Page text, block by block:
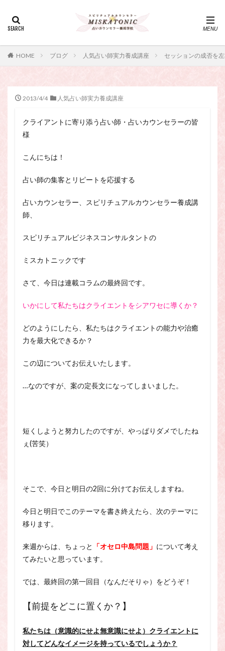
HOME ブログ 人気占い師実力養成講座 セッションの成否を
2013/4/4 人気占い師実力養成講座
クライアントに寄り添う占い師・占いカウンセラーの皆
様
こんにちは！
占い師の集客とリピートを応援する
占いカウンセラー、スピリチュアルカウンセラー養成講
師、
スピリチュアルビジネスコンサルタントの
ミスカトニックです
さて、今日は連載コラムの最終回です。
いかにして私たちはクライエントをシアワセに導くか？
どのようにしたら、私たちはクライエントの能力や治癒
力を最大化できるか？
この辺についてお伝えいたします。
…なのですが、案の定長文になってしまいました。
短くしようと努力したのですが、やっぱりダメでしたね
ぇ(苦笑）
そこで、今日と明日の2回に分けてお伝えしますね。
今日と明日でこのテーマを書き終えたら、次のテーマに
移ります。
来週からは、ちょっと 「オセロ中島問題」 について考え
てみたいと思っています。
では、最終回の第一回目（なんだそりゃ）をどうぞ！
【前提をどこに置くか？】
私たちは（意識的にせよ無意識にせよ）クライエントに
対してどんなイメージを持っているでしょうか？
ー、占い師、占い師になりたい、占い講座
引き寄せの法則
心理療法
波動の法則
電話占い師
占い師になりたい
占いセラピー
スピリチュアル・セラピー
サイコセラピー
スピリチュアル・セッション
アル・カウンセラーになりたい、スピリチュアル・カウンセリ
ー、スピリチュアルカウンセラー、スピリチュアル講座、占い
占い師になりたい、占い講座
占いカウンセリング
願いごと